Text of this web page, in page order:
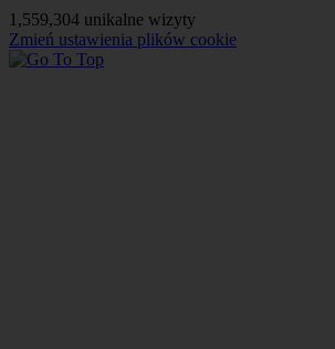
1,559,304 unikalne wizyty
Zmień ustawienia plików cookie